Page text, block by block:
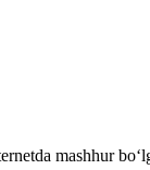
mashhur